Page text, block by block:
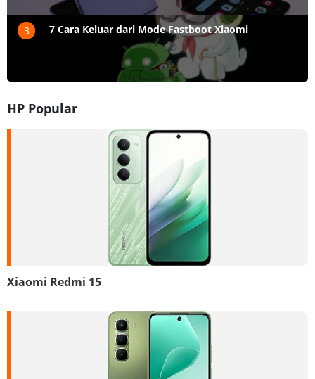
3 7 Cara Keluar dari Mode Fastboot Xiaomi
HP Popular
Xiaomi Redmi 15